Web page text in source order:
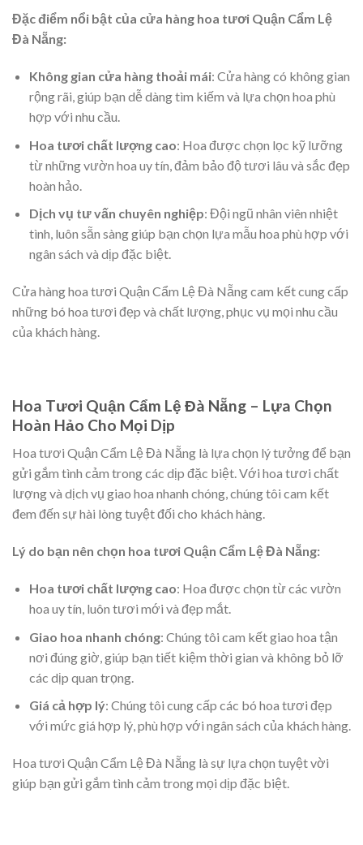
Đặc điểm nổi bật của cửa hàng hoa tươi Quận Cẩm Lệ
Đà Nẵng:
Không gian cửa hàng thoải mái: Cửa hàng có không gian
rộng rãi, giúp bạn dễ dàng tìm kiếm và lựa chọn hoa phù
hợp với nhu cầu.
Hoa tươi chất lượng cao: Hoa được chọn lọc kỹ lưỡng
từ những vườn hoa uy tín, đảm bảo độ tươi lâu và sắc đẹp
hoàn hảo.
Dịch vụ tư vấn chuyên nghiệp: Đội ngũ nhân viên nhiệt
tình, luôn sẵn sàng giúp bạn chọn lựa mẫu hoa phù hợp với
ngân sách và dịp đặc biệt.
Cửa hàng hoa tươi Quận Cẩm Lệ Đà Nẵng cam kết cung cấp
những bó hoa tươi đẹp và chất lượng, phục vụ mọi nhu cầu
của khách hàng.
Hoa Tươi Quận Cẩm Lệ Đà Nẵng – Lựa Chọn
Hoàn Hảo Cho Mọi Dịp
Hoa tươi Quận Cẩm Lệ Đà Nẵng là lựa chọn lý tưởng để bạn
gửi gắm tình cảm trong các dịp đặc biệt. Với hoa tươi chất
lượng và dịch vụ giao hoa nhanh chóng, chúng tôi cam kết
đem đến sự hài lòng tuyệt đối cho khách hàng.
Lý do bạn nên chọn hoa tươi Quận Cẩm Lệ Đà Nẵng:
Hoa tươi chất lượng cao: Hoa được chọn từ các vườn
hoa uy tín, luôn tươi mới và đẹp mắt.
Giao hoa nhanh chóng: Chúng tôi cam kết giao hoa tận
nơi đúng giờ, giúp bạn tiết kiệm thời gian và không bỏ lỡ
các dịp quan trọng.
Giá cả hợp lý: Chúng tôi cung cấp các bó hoa tươi đẹp
với mức giá hợp lý, phù hợp với ngân sách của khách hàng.
Hoa tươi Quận Cẩm Lệ Đà Nẵng là sự lựa chọn tuyệt vời
giúp bạn gửi gắm tình cảm trong mọi dịp đặc biệt.